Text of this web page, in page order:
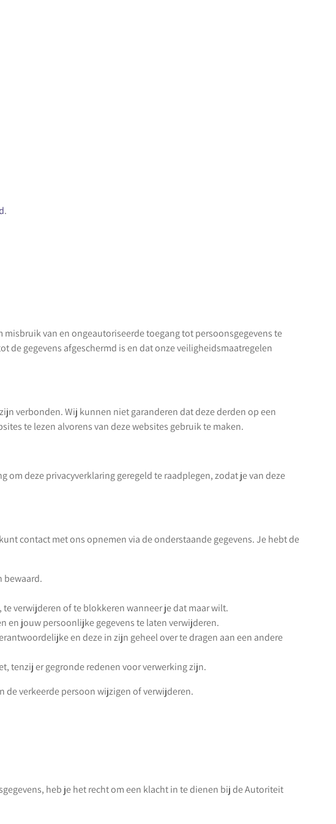
.
van en ongeautoriseerde toegang tot persoonsgegevens te
de gegevens afgeschermd is en dat onze veiligheidsmaatregelen
verbonden. Wij kunnen niet garanderen dat deze derden op een
te lezen alvorens van deze websites gebruik te maken.
deze privacyverklaring geregeld te raadplegen, zodat je van deze
contact met ons opnemen via de onderstaande gegevens. Je hebt de
bewaard.
verwijderen of te blokkeren wanneer je dat maar wilt.
en jouw persoonlijke gegevens te laten verwijderen.
en deze in zijn geheel over te dragen aan een andere
tenzij er gegronde redenen voor verwerking zijn.
de verkeerde persoon wijzigen of verwijderen.
heb je het recht om een klacht in te dienen bij de Autoriteit